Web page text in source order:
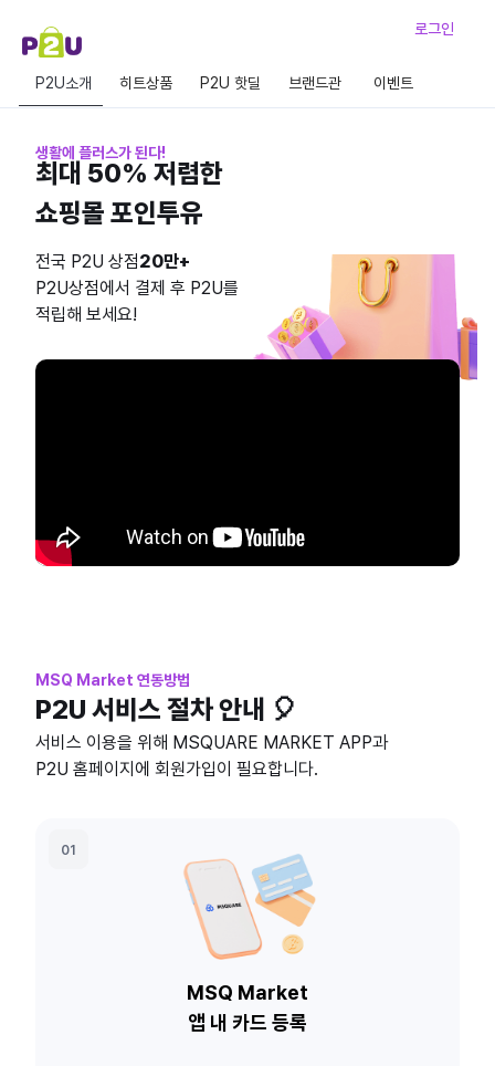
로그인
P2U소개 히트상품 P2U 핫딜 브랜드관 이벤트